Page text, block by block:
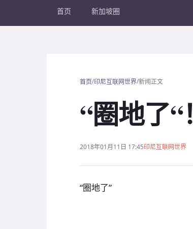
首页 新加坡圈
首页/印尼互联网世界/新闻正文
“圈地了“！
2018年01月11日 17:45印尼互联网世界
“圈地了”